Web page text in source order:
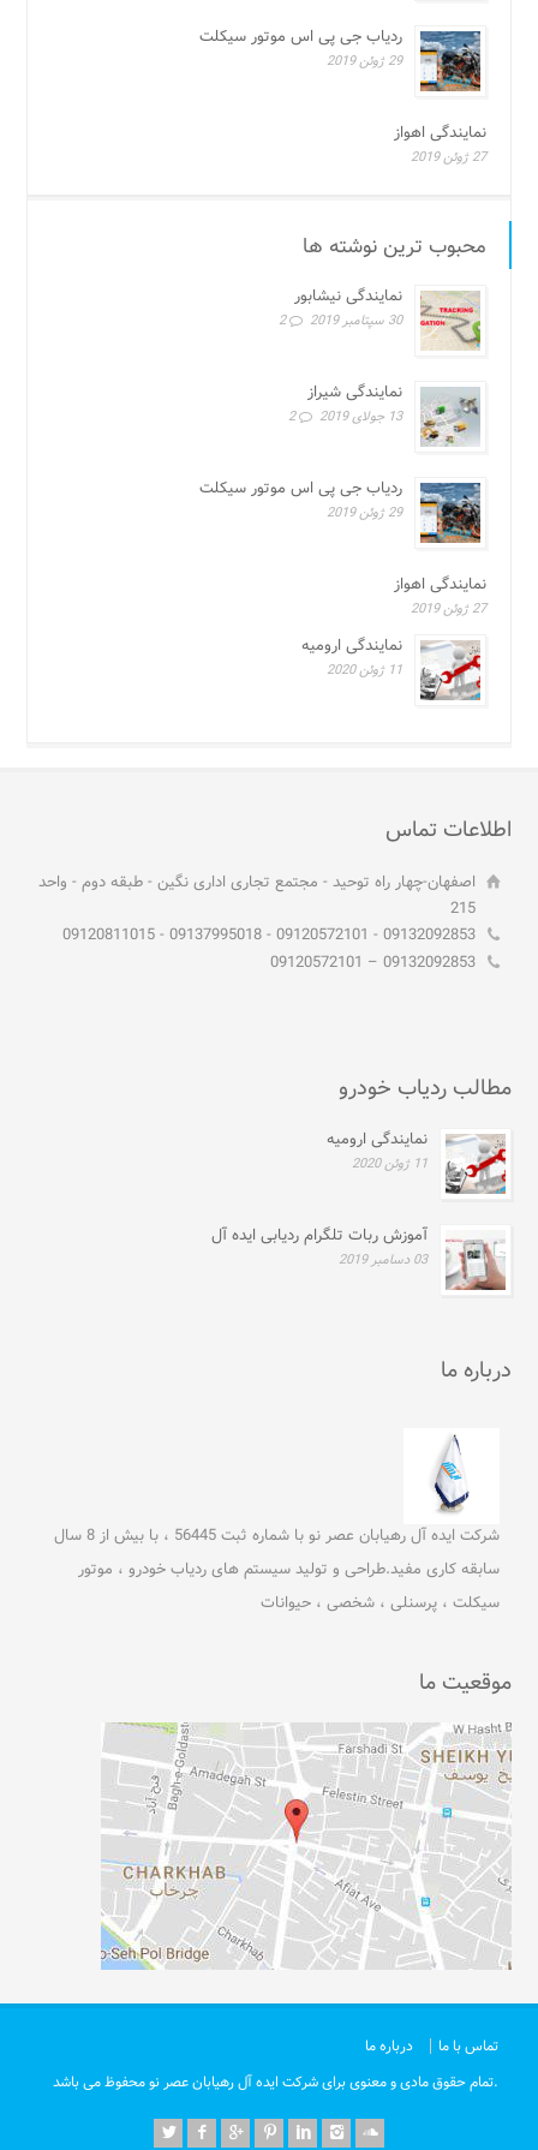
ردیاب جی پی اس موتور سیکلت
29 ژوئن 2019
نمایندگی اهواز
27 ژوئن 2019
محبوب ترین نوشته ها
نمایندگی نیشابور
30 سپتامبر 2019 2
نمایندگی شیراز
13 جولای 2019 2
ردیاب جی پی اس موتور سیکلت
29 ژوئن 2019
نمایندگی اهواز
27 ژوئن 2019
نمایندگی ارومیه
11 ژوئن 2020
اطلاعات تماس
اصفهان-چهار راه توحید - مجتمع تجاری اداری نگین - طبقه دوم - واحد
215
09132092853 - 09120572101 - 09137995018 - 09120811015
09132092853 – 09120572101
مطالب ردیاب خودرو
نمایندگی ارومیه
11 ژوئن 2020
آموزش ربات تلگرام ردیابی ایده آل
03 دسامبر 2019
درباره ما
شرکت ایده آل رهیابان عصر نو با شماره ثبت 56445 ، با بیش از 8 سال
سابقه کاری مفید.طراحی و تولید سیستم های ردیاب خودرو ، موتور
سیکلت ، پرسنلی ، شخصی ، حیوانات
موقعیت ما
درباره ما
تماس با ما
تمام حقوق مادی و معنوی برای شرکت ایده آل رهیابان عصر نو محفوظ می باشد.